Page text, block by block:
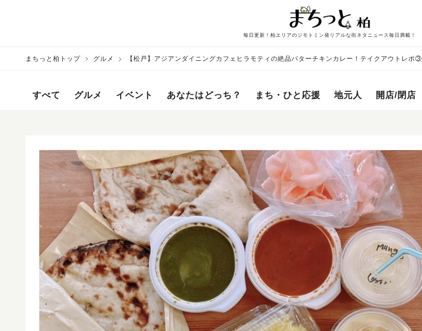
毎日更新！柏エリアのジモトミン発リアルな街ネタニュース毎日満載！
まちっと柏トップ グルメ 【松戸】アジアンダイニングカフェヒラモティの絶品バターチキンカレー！テイクアウトレポ③
すべて グルメ イベント あなたはどっち？ まち・ひと応援 地元人 開店/閉店